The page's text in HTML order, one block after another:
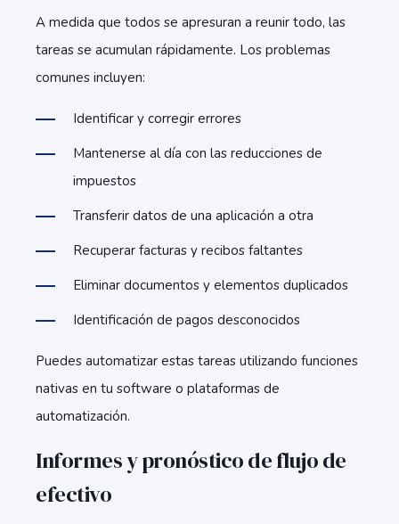
A medida que todos se apresuran a reunir todo, las
tareas se acumulan rápidamente. Los problemas
comunes incluyen:
Identificar y corregir errores
Mantenerse al día con las reducciones de
impuestos
Transferir datos de una aplicación a otra
Recuperar facturas y recibos faltantes
Eliminar documentos y elementos duplicados
Identificación de pagos desconocidos
Puedes automatizar estas tareas utilizando funciones
nativas en tu software o plataformas de
automatización.
Informes y pronóstico de flujo de
efectivo